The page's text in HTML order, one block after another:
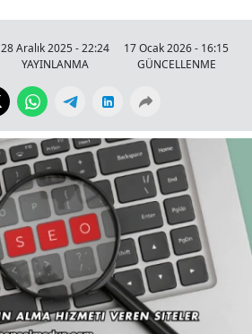
28 Aralık 2025 - 22:24
YAYINLANMA
17 Ocak 2026 - 16:15
GÜNCELLENME